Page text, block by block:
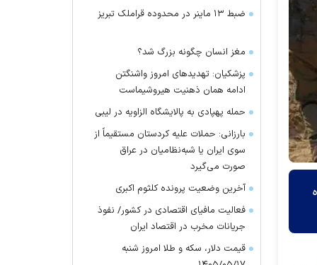
ضبط ۱۳ ماینر در محدوده قراملک تبریز
مغز انسان چگونه بزرگ شد؟
پزشکیان: تهدید‌های امروز واشنگتن
ادامه همان ذهنیت هیروشیماست
حمله پهپادی به پالایشگاه الزاویه در لیبی
بارزانی: حملات علیه کردستان مستقیماً از
سوی ایران یا شبه‌نظامیان در عراق
صورت می‌گیرد
آخرین وضعیت پرونده کلثوم اکبری
فعالیت مافیای اقتصادی در کشور/ نفوذ
جریانات مخرب در اقتصاد ایران
قیمت دلار، سکه و طلا امروز شنبه